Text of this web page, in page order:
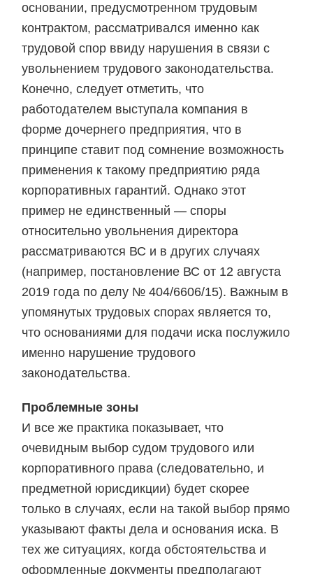
основании, предусмотренном трудовым
контрактом, рассматривался именно как
трудовой спор ввиду нарушения в связи с
увольнением трудового законодательства.
Конечно, следует отметить, что
работодателем выступала компания в
форме дочернего предприятия, что в
принципе ставит под сомнение возможность
применения к такому предприятию ряда
корпоративных гарантий. Однако этот
пример не единственный — споры
относительно увольнения директора
рассматриваются ВС и в других случаях
(например, постановление ВС от 12 августа
2019 года по делу № 404/6606/15). Важным в
упомянутых трудовых спорах является то,
что основаниями для подачи иска послужило
именно нарушение трудового
законодательства.
Проблемные зоны
И все же практика показывает, что
очевидным выбор судом трудового или
корпоративного права (следовательно, и
предметной юрисдикции) будет скорее
только в случаях, если на такой выбор прямо
указывают факты дела и основания иска. В
тех же ситуациях, когда обстоятельства и
оформленные документы предполагают